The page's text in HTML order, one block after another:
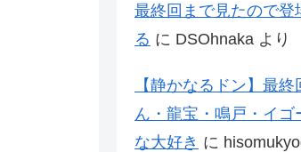
最終回まで見たので登
る に DSOhnaka より
【静かなるドン】最
ん・龍宝・鳴戸・イゴ
な大好き に